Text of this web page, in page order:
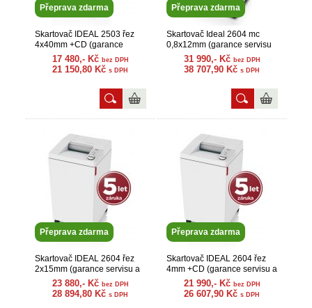
Přeprava zdarma
Skartovač IDEAL 2503 řez
4x40mm +CD (garance
servisu a náhr. dílů)
17 480,- Kč bez DPH
21 150,80 Kč s DPH
Přeprava zdarma
Skartovač Ideal 2604 mc
0,8x12mm (garance servisu
a náhr. dílů)
31 990,- Kč bez DPH
38 707,90 Kč s DPH
Přeprava zdarma
Skartovač IDEAL 2604 řez
2x15mm (garance servisu a
náhr. dílů)
23 880,- Kč bez DPH
28 894,80 Kč s DPH
Přeprava zdarma
Skartovač IDEAL 2604 řez
4mm +CD (garance servisu a
náhr. dílů)
21 990,- Kč bez DPH
26 607,90 Kč s DPH